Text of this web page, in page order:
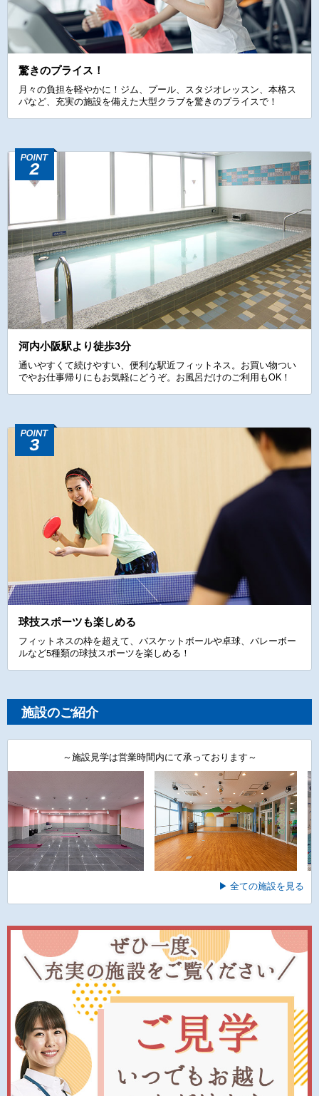
驚きのプライス！
月々の負担を軽やかに！ジム、プール、スタジオレッスン、本格ス
パなど、充実の施設を備えた大型クラブを驚きのプライスで！
河内小阪駅より徒歩3分
通いやすくて続けやすい、便利な駅近フィットネス。お買い物つい
でやお仕事帰りにもお気軽にどうぞ。お風呂だけのご利用もOK！
球技スポーツも楽しめる
フィットネスの枠を超えて、バスケットボールや卓球、バレーボー
ルなど5種類の球技スポーツを楽しめる！
施設のご紹介
～施設見学は営業時間内にて承っております～
▶ 全ての施設を見る